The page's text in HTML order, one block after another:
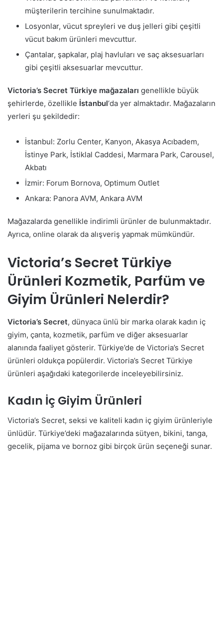
müşterilerin tercihine sunulmaktadır.
Losyonlar, vücut spreyleri ve duş jelleri gibi çeşitli
vücut bakım ürünleri mevcuttur.
Çantalar, şapkalar, plaj havluları ve saç aksesuarları
gibi çeşitli aksesuarlar mevcuttur.
Victoria’s Secret Türkiye mağazaları genellikle büyük
şehirlerde, özellikle İstanbul‘da yer almaktadır. Mağazaların
yerleri şu şekildedir:
İstanbul: Zorlu Center, Kanyon, Akasya Acıbadem,
İstinye Park, İstiklal Caddesi, Marmara Park, Carousel,
Akbatı
İzmir: Forum Bornova, Optimum Outlet
Ankara: Panora AVM, Ankara AVM
Mağazalarda genellikle indirimli ürünler de bulunmaktadır.
Ayrıca, online olarak da alışveriş yapmak mümkündür.
Victoria’s Secret Türkiye
Ürünleri Kozmetik, Parfüm ve
Giyim Ürünleri Nelerdir?
Victoria’s Secret, dünyaca ünlü bir marka olarak kadın iç
giyim, çanta, kozmetik, parfüm ve diğer aksesuarlar
alanında faaliyet gösterir. Türkiye’de de Victoria’s Secret
ürünleri oldukça popülerdir. Victoria’s Secret Türkiye
ürünleri aşağıdaki kategorilerde inceleyebilirsiniz.
Kadın İç Giyim Ürünleri
Victoria’s Secret, seksi ve kaliteli kadın iç giyim ürünleriyle
ünlüdür. Türkiye’deki mağazalarında sütyen, bikini, tanga,
gecelik, pijama ve bornoz gibi birçok ürün seçeneği sunar.